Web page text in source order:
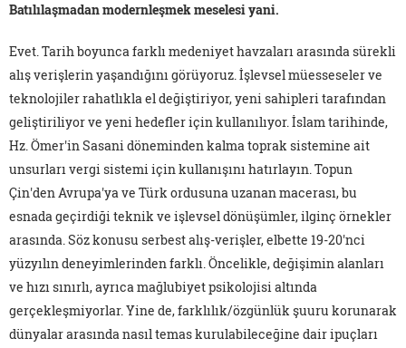
Batılılaşmadan modernleşmek meselesi yani.
Evet. Tarih boyunca farklı medeniyet havzaları arasında sürekli
alış verişlerin yaşandığını görüyoruz. İşlevsel müesseseler ve
teknolojiler rahatlıkla el değiştiriyor, yeni sahipleri tarafından
geliştiriliyor ve yeni hedefler için kullanılıyor. İslam tarihinde,
Hz. Ömer'in Sasani döneminden kalma toprak sistemine ait
unsurları vergi sistemi için kullanışını hatırlayın. Topun
Çin'den Avrupa'ya ve Türk ordusuna uzanan macerası, bu
esnada geçirdiği teknik ve işlevsel dönüşümler, ilginç örnekler
arasında. Söz konusu serbest alış-verişler, elbette 19-20'nci
yüzyılın deneyimlerinden farklı. Öncelikle, değişimin alanları
ve hızı sınırlı, ayrıca mağlubiyet psikolojisi altında
gerçekleşmiyorlar. Yine de, farklılık/özgünlük şuuru korunarak
dünyalar arasında nasıl temas kurulabileceğine dair ipuçları